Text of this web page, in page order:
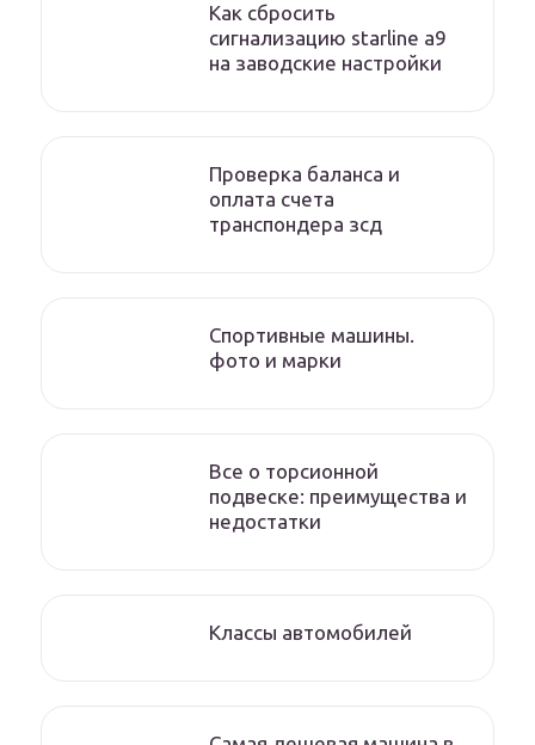
Как сбросить
сигнализацию starline а9
на заводские настройки
Проверка баланса и
оплата счета
транспондера зсд
Спортивные машины.
фото и марки
Все о торсионной
подвеске: преимущества и
недостатки
Классы автомобилей